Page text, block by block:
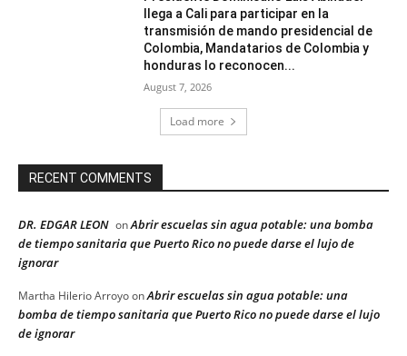
llega a Cali para participar en la
transmisión de mando presidencial de
Colombia, Mandatarios de Colombia y
honduras lo reconocen...
August 7, 2026
Load more
RECENT COMMENTS
DR. EDGAR LEON onAbrir escuelas sin agua potable: una bomba
de tiempo sanitaria que Puerto Rico no puede darse el lujo de
ignorar
Martha Hilerio ArroyoonAbrir escuelas sin agua potable: una
bomba de tiempo sanitaria que Puerto Rico no puede darse el lujo
de ignorar